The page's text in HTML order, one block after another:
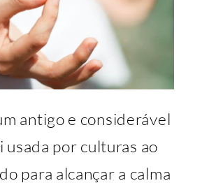
antigo e considerável
usada por culturas ao
para alcançar a calma